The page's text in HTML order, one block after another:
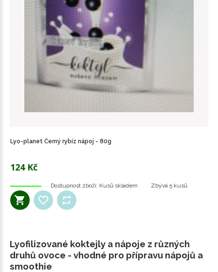
Lyo-planet Černý rybíz nápoj - 80g
124 Kč
Dostupnost zboží: Kusů skladem Zbývá 5 kusů
Lyofilizované koktejly a nápoje z různých
druhů ovoce - vhodné pro přípravu nápojů a
smoothie